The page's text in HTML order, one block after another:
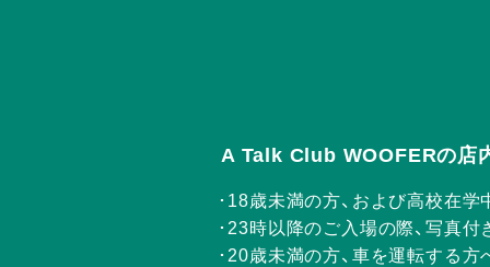
A Talk Club WOOFERの店
18歳未満の方、および高校在学
23時以降のご入場の際、写真付
20歳未満の方、車を運転する方